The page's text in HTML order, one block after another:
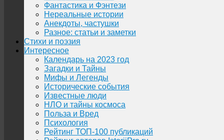
Фантастика и Фэнтези
Нереальные истории
Анекдоты, частушки
Разное: статьи и заметки
Стихи и поэзия
Интересное
Календарь на 2023 год
Загадки и Тайны
Мифы и Легенды
Исторические события
Известные люди
НЛО и тайны космоса
Польза и Вред
Психология
Рейтинг ТОП-100 публикаций